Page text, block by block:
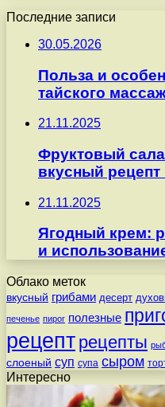
Последние записи
30.05.2026
Польза и
тайского
21.11.2025
Фруктовый
вкусный
21.11.2025
Ягодный крем:
и
Облако меток
вкусный грибами десерт
печенье пирог полезные
рецепт рецепты
слоеный суп супа сыром
Интересно